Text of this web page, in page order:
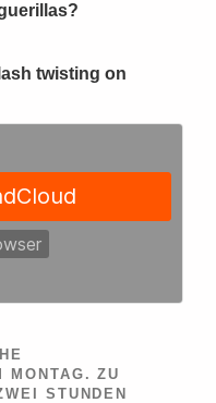
twisting on
ZU D
STUNDEN A